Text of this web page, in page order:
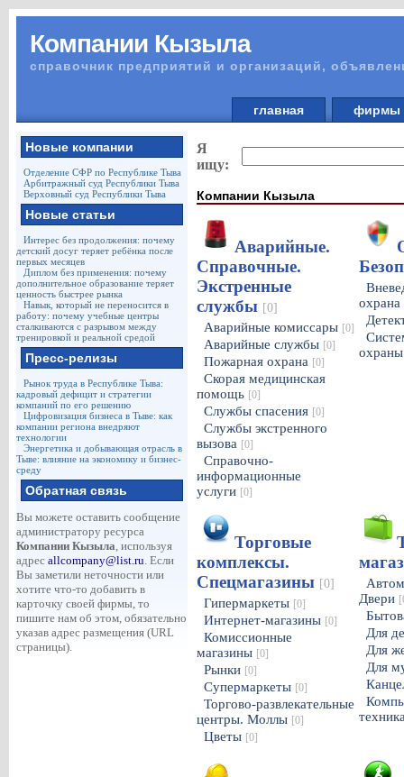
Компании Кызыла
справочник предприятий и организаций,
главная
Новые компании
Отделение СФР по Республике Тыва
Арбитражный суд Республики Тыва
Верховный суд Республики Тыва
Новые статьи
Интерес без продолжения: почему
детский досуг теряет ребёнка после
первых месяцев
Диплом без применения: почему
дополнительное образование теряет
ценность быстрее рынка
Навык, который не переносится в
работу: почему учебные центры
сталкиваются с разрывом между
тренировкой и реальной средой
Пресс-релизы
Рынок труда в Республике Тыва:
кадровый дефицит и стратегии
компаний по его решению
Цифровизация бизнеса в Тыве: как
компании региона внедряют
технологии
Энергетика и добывающая отрасль в
Тыве: влияние на экономику и бизнес-
среду
Обратная связь
Вы можете оставить сообщение
администратору ресурса
Компании Кызыла, используя
адрес allcompany@list.ru. Если
Вы заметили неточности или
хотите что-то добавить в
карточку своей фирмы, то
пишите нам об этом, обязательно
указав адрес размещения (URL
страницы).
Я
ищу:
Компании Кызыла
Аварийные.
Справочные.
Экстренные
службы [0]
Аварийные комиссары [0]
Аварийные службы [0]
Пожарная охрана [0]
Скорая медицинская
помощь [0]
Службы спасения [0]
Службы экстренного
вызова [0]
Справочно-
информационные
услуги [0]
охрана
Торговые
комплексы.
Спецмагазины [0]
Гипермаркеты [0]
Интернет-магазины [0]
Комиссионные
магазины [0]
Рынки [0]
Супермаркеты [0]
Торгово-развлекательные
центры. Моллы [0]
Цветы [0]
Двери
Для
Для
Для